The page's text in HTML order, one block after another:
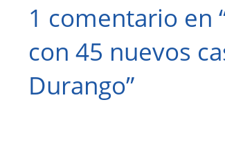
1 comentario en
con 45 nuevos
Durango”